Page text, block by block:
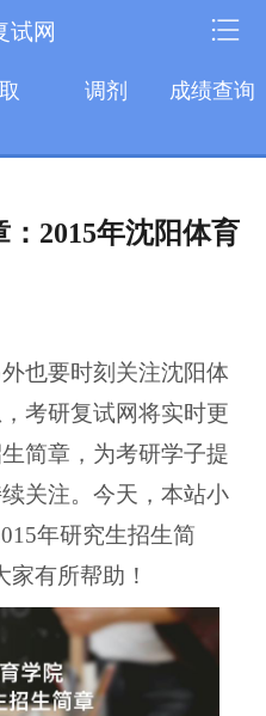
试网
调剂
成绩查询
：2015年沈阳体育
也要时刻关注沈阳体
考研复试网将实时更
简章，为考研学子提
关注。今天，本站小
年研究生招生简
有所帮助！